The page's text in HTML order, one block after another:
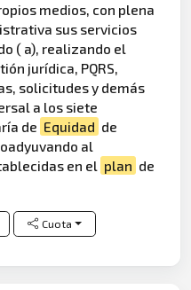
medios, con plena
sus servicios
( a), realizando el
jurídica, PQRS,
solicitudes y demás
a los siete
de Equidad de
al
en el plan de
Cuota